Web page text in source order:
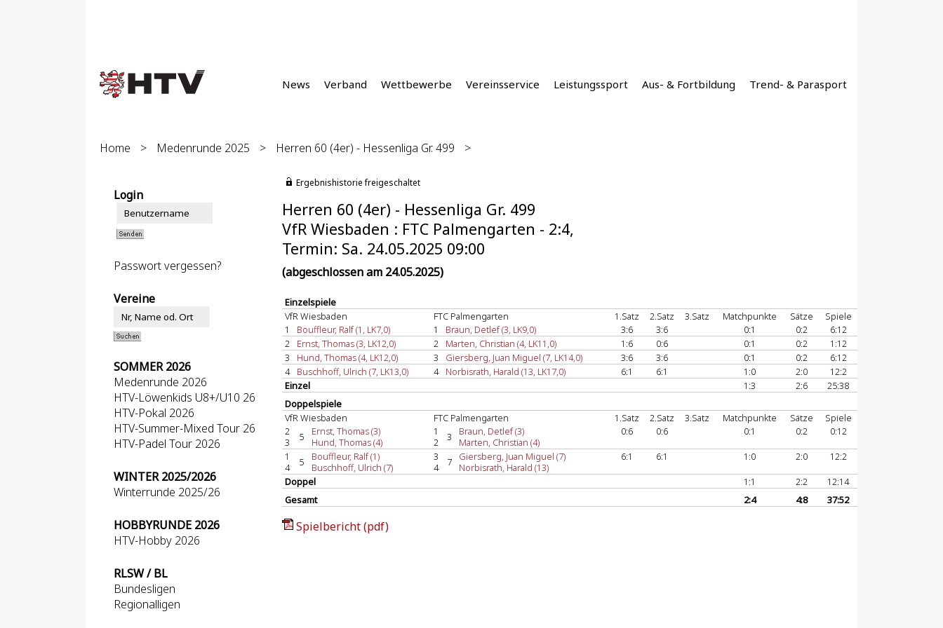
News Verband Wettbewerbe Vereinsservice Leistungssport Aus- & Fortbildung Trend- & Parasport
Home > Medenrunde 2025 > Herren 60 (4er) - Hessenliga Gr. 499 >
Login
Passwort vergessen?
Vereine
SOMMER 2026
Medenrunde 2026
HTV-Löwenkids U8+/U10 26
HTV-Pokal 2026
HTV-Summer-Mixed Tour 26
HTV-Padel Tour 2026
WINTER 2025/2026
Winterrunde 2025/26
HOBBYRUNDE 2026
HTV-Hobby 2026
RLSW / BL
Bundesligen
Regionalligen
Ergebnishistorie freigeschaltet
Herren 60 (4er) - Hessenliga Gr. 499
VfR Wiesbaden : FTC Palmengarten - 2:4,
Termin: Sa. 24.05.2025 09:00
(abgeschlossen am 24.05.2025)
Einzelspiele
VfR Wiesbaden
FTC Palmengarten 1.Satz 2.Satz 3.Satz Matchpunkte Sätze
Spiele
1
Bouffleur, Ralf (1, LK7,0) 1 Braun, Detlef (3, LK9,0) 3:6 3:6 0:1 0:2
6:12
2
Ernst, Thomas (3, LK12,0) 2 Marten, Christian (4, LK11,0) 1:6 0:6 0:1 0:2
1:12
3
Hund, Thomas (4, LK12,0) 3 Giersberg, Juan Miguel (7, LK14,0) 3:6 3:6 0:1 0:2
6:12
4
Buschhoff, Ulrich (7, LK13,0) 4 Norbisrath, Harald (13, LK17,0) 6:1 6:1 1:0 2:0
12:2
Einzel
1:3 2:6
25:38
Doppelspiele
VfR Wiesbaden
FTC Palmengarten 1.Satz 2.Satz 3.Satz Matchpunkte Sätze
Spiele
2
3
5
Ernst, Thomas (3)
Hund, Thomas (4)
1
2
3
Braun, Detlef (3)
Marten, Christian (4)
0:6 0:6 0:1 0:2
0:12
1
4
5
Bouffleur, Ralf (1)
Buschhoff, Ulrich (7)
3
4
7
Giersberg, Juan Miguel (7)
Norbisrath, Harald (13)
6:1 6:1 1:0 2:0
12:2
Doppel
1:1 2:2
12:14
Gesamt
2:4 4:8 37:52
Spielbericht (pdf)